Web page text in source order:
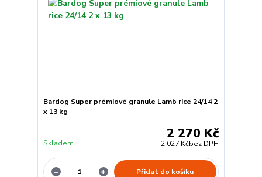
Bardog Super prémiové granule Lamb rice 24/14 2
x 13 kg
2 270 Kč
2 027 Kčbez DPH
Skladem
Přidat do košíku